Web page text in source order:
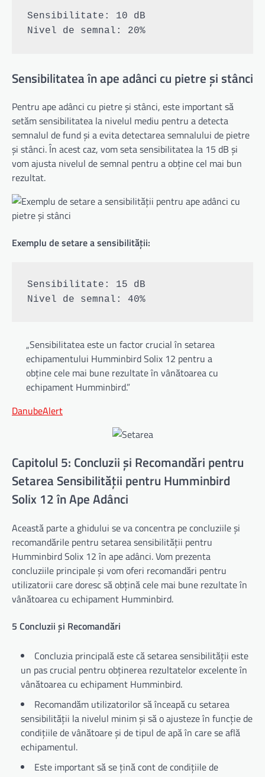
Sensibilitate: 10 dB
Nivel de semnal: 20%
Sensibilitatea în ape adânci cu pietre și stânci
Pentru ape adânci cu pietre și stânci, este important să
setăm sensibilitatea la nivelul mediu pentru a detecta
semnalul de fund și a evita detectarea semnalului de pietre
și stânci. În acest caz, vom seta sensibilitatea la 15 dB și
vom ajusta nivelul de semnal pentru a obține cel mai bun
rezultat.
Exemplu de setare a sensibilității:
Sensibilitate: 15 dB
Nivel de semnal: 40%
„Sensibilitatea este un factor crucial în setarea
echipamentului Humminbird Solix 12 pentru a
obține cele mai bune rezultate în vânătoarea cu
echipament Humminbird.”
DanubeAlert
Capitolul 5: Concluzii și Recomandări pentru
Setarea Sensibilității pentru Humminbird
Solix 12 în Ape Adânci
Această parte a ghidului se va concentra pe concluziile și
recomandările pentru setarea sensibilității pentru
Humminbird Solix 12 în ape adânci. Vom prezenta
concluziile principale și vom oferi recomandări pentru
utilizatorii care doresc să obțină cele mai bune rezultate în
vânătoarea cu echipament Humminbird.
5 Concluzii și Recomandări
Concluzia principală este că setarea sensibilității este
un pas crucial pentru obținerea rezultatelor excelente în
vânătoarea cu echipament Humminbird.
Recomandăm utilizatorilor să înceapă cu setarea
sensibilității la nivelul minim și să o ajusteze în funcție de
condițiile de vânătoare și de tipul de apă în care se află
echipamentul.
Este important să se țină cont de condițiile de